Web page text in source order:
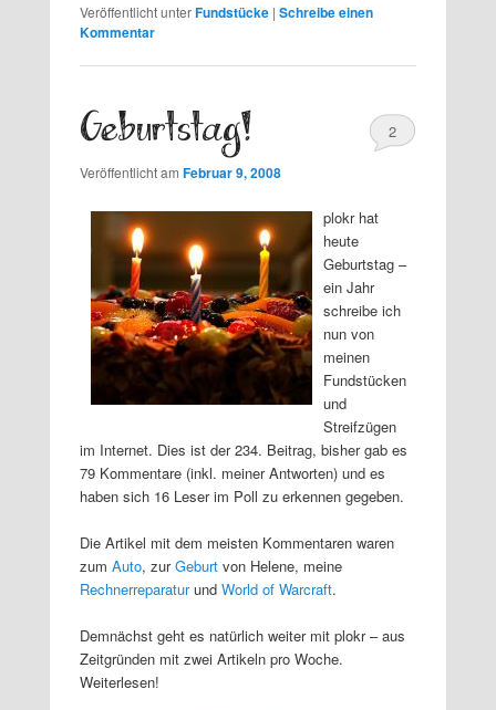
Veröffentlicht unterFundstücke |Schreibe einen
Kommentar
Geburtstag!
Veröffentlicht amFebruar 9, 2008
2
plokr hat
heute
Geburtstag –
ein Jahr
schreibe ich
nun von
meinen
Fundstücken
und
Streifzügen
im Internet. Dies ist der 234. Beitrag, bisher gab es
79 Kommentare (inkl. meiner Antworten) und es
haben sich 16 Leser im Poll zu erkennen gegeben.
Die Artikel mit dem meisten Kommentaren waren
zumAuto, zurGeburt von Helene, meine
RechnerreparaturundWorld of Warcraft.
Demnächst geht es natürlich weiter mit plokr – aus
Zeitgründen mit zwei Artikeln pro Woche.
Weiterlesen!